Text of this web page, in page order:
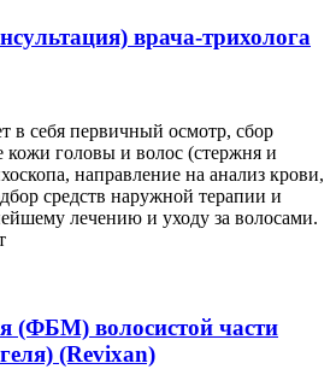
врача-трихолога
в себя первичный осмотр, сбор
кожи головы и волос (стержня и
направление на анализ крови,
средств наружной терапии и
лечению и уходу за волосами.
(ФБМ) волосистой части
(Revixan)